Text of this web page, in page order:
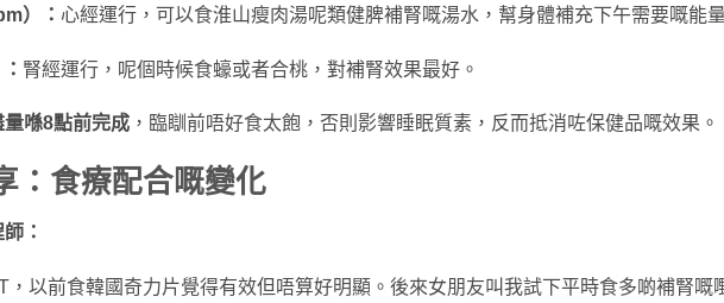
）： 心經運行，可以食淮山瘦肉湯呢類健脾補腎嘅湯水，幫身體補充下午需要嘅能
腎經運行，呢個時候食蠔或者合桃，對補腎效果最好。
量喺8點前完成 ，臨瞓前唔好食太飽，否則影響睡眠質素，反而抵消咗保健品嘅效果。
：食療配合嘅變化
：
，以前食韓國奇力片覺得有效但唔算好明顯。後來女朋友叫我試下平時食多啲補腎嘅